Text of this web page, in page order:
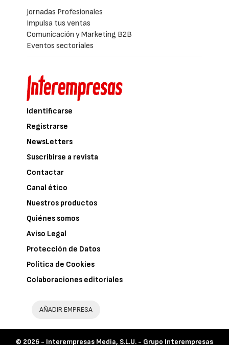
Jornadas Profesionales
Impulsa tus ventas
Comunicación y Marketing B2B
Eventos sectoriales
Identificarse
Registrarse
NewsLetters
Suscribirse a revista
Contactar
Canal ético
Nuestros productos
Quiénes somos
Aviso Legal
Protección de Datos
Política de Cookies
Colaboraciones editoriales
AÑADIR EMPRESA
© 2026 - Interempresas Media, S.L.U. - Grupo Interempresas